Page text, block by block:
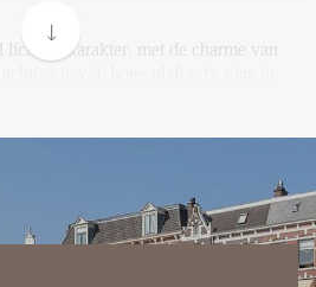
licht en karakter, met de charme van
duidelijk te zien. De gloednieuwe
vanaf de straat in een privé-hal, met
ruimte die ideaal is voor fietsen,